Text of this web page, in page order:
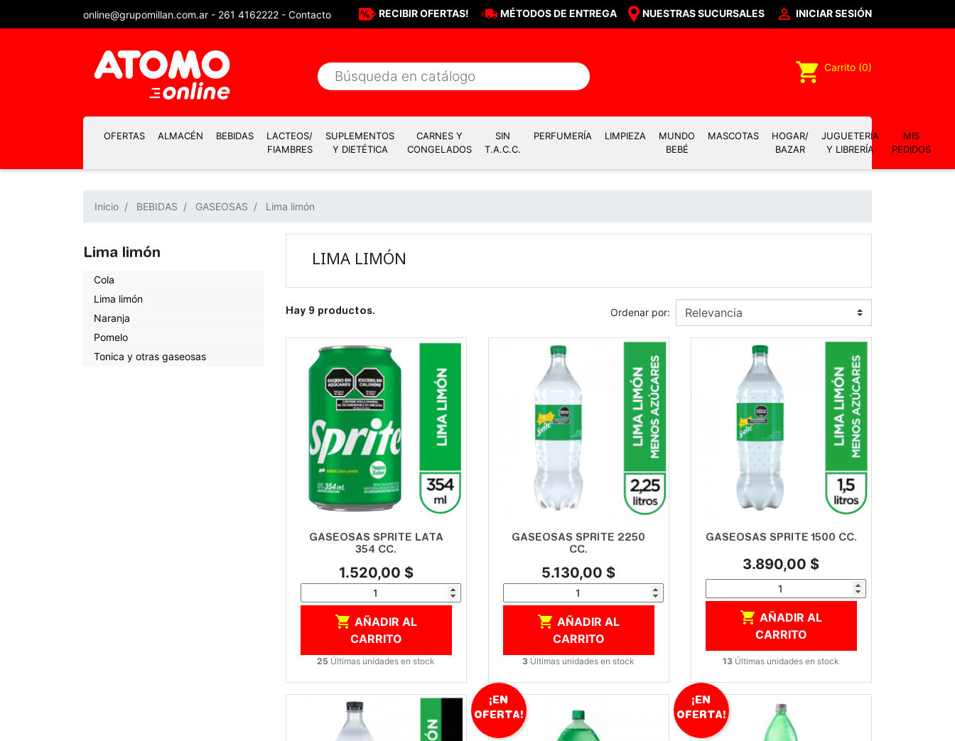
online@grupomillan.com.ar - 261 4162222 - Contacto RECIBIR OFERTAS! MÉTODOS DE ENTREGA NUESTRAS SUCURSALES  INICIAR SESIÓN
shopping_cart Carrito (0)
OFERTAS ALMACÉN BEBIDAS
LACTEOS/
FIAMBRES
SUPLEMENTOS
Y DIETÉTICA
CARNES Y
CONGELADOS
SIN
T.A.C.C.
PERFUMERÍA LIMPIEZA
MUNDO
BEBÉ
MASCOTAS
HOGAR/
BAZAR
JUGUETERÍA
Y LIBRERÍA
MIS
PEDIDOS
Inicio BEBIDAS GASEOSAS Lima limón
Lima limón
Cola
Lima limón
Naranja
Pomelo
Tonica y otras gaseosas
LIMA LIMÓN
Hay 9 productos. Ordenar por:
Vista rápida
GASEOSAS SPRITE LATA
354 CC.
Precio
1.520,00 $
 AÑADIR AL
CARRITO
25 Últimas unidades en stock
Vista rápida
GASEOSAS SPRITE 2250
CC.
Precio
5.130,00 $
 AÑADIR AL
CARRITO
3 Últimas unidades en stock
Vista rápida
GASEOSAS SPRITE 1500 CC.
Precio
3.890,00 $
 AÑADIR AL
CARRITO
13 Últimas unidades en stock
¡EN
OFERTA!
¡EN
OFERTA!